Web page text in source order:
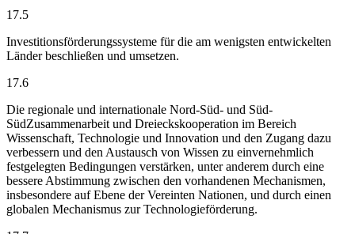
17.5
Investitionsförderungssysteme für die am wenigsten entwickelten
Länder beschließen und umsetzen.
17.6
Die regionale und internationale Nord-Süd- und Süd-
SüdZusammenarbeit und Dreieckskooperation im Bereich
Wissenschaft, Technologie und Innovation und den Zugang dazu
verbessern und den Austausch von Wissen zu einvernehmlich
festgelegten Bedingungen verstärken, unter anderem durch eine
bessere Abstimmung zwischen den vorhandenen Mechanismen,
insbesondere auf Ebene der Vereinten Nationen, und durch einen
globalen Mechanismus zur Technologieförderung.